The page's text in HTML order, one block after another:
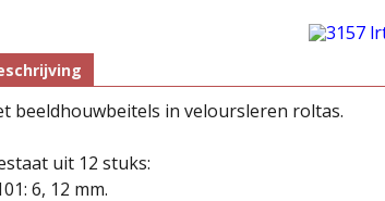
beeldhouwbeitels in veloursleren roltas.
uit 12 stuks:
6, 12 mm.